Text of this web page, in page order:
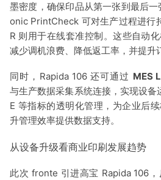
墨密度，确保印品从第一张到最后
onic PrintCheck 可对生产过程进行
R 则用于在线套准控制。这些自动
减少调机浪费、降低返工率，并提升
同时，Rapida 106 还可通过 MES
与生产数据采集系统连接，实现设备
E 等指标的透明化管理，为企业后
升管理效率提供数据支持。
从设备升级看商业印刷发展趋势
此次 fronte 引进高宝 Rapida 106